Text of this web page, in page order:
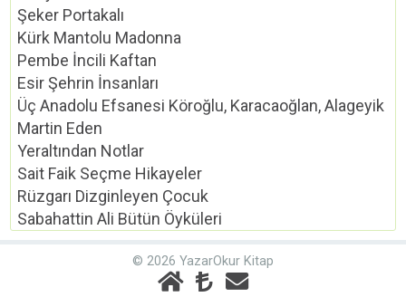
Şeker Portakalı
Kürk Mantolu Madonna
Pembe İncili Kaftan
Esir Şehrin İnsanları
Üç Anadolu Efsanesi Köroğlu, Karacaoğlan, Alageyik
Martin Eden
Yeraltından Notlar
Sait Faik Seçme Hikayeler
Rüzgarı Dizginleyen Çocuk
Sabahattin Ali Bütün Öyküleri
© 2026 YazarOkur Kitap